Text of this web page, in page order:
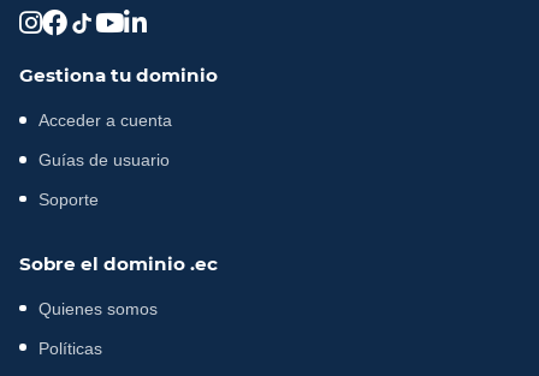
Gestiona tu dominio
Acceder a cuenta
Guías de usuario
Soporte
Sobre el dominio .ec
Quienes somos
Políticas